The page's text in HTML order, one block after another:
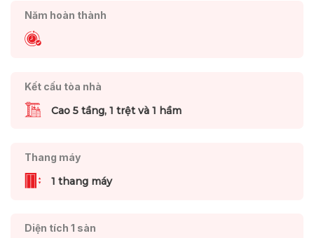
Năm hoàn thành
Kết cấu tòa nhà
Cao 5 tầng, 1 trệt và 1 hầm
Thang máy
1 thang máy
Diện tích 1 sàn